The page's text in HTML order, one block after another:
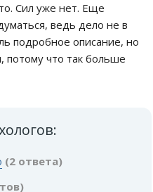
Сил уже нет. Еще
ведь дело не в
подробное описание, но
потому что так больше
(2 ответа)